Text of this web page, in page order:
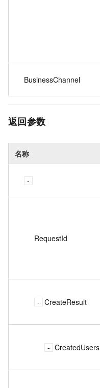
BusinessChannel
返回参数
名称
RequestId
CreateResult
CreatedUsers